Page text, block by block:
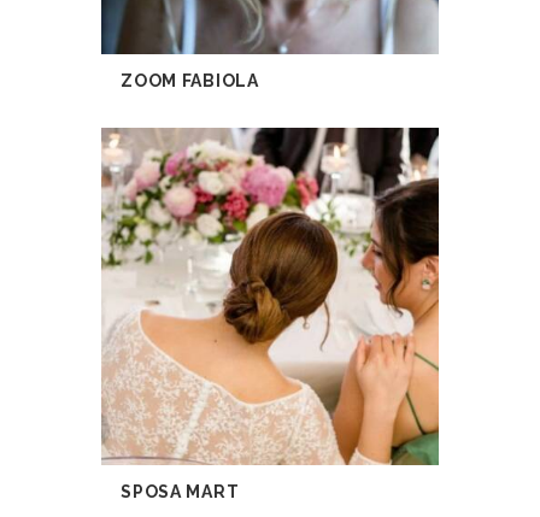
ZOOM FABIOLA
SPOSA MART